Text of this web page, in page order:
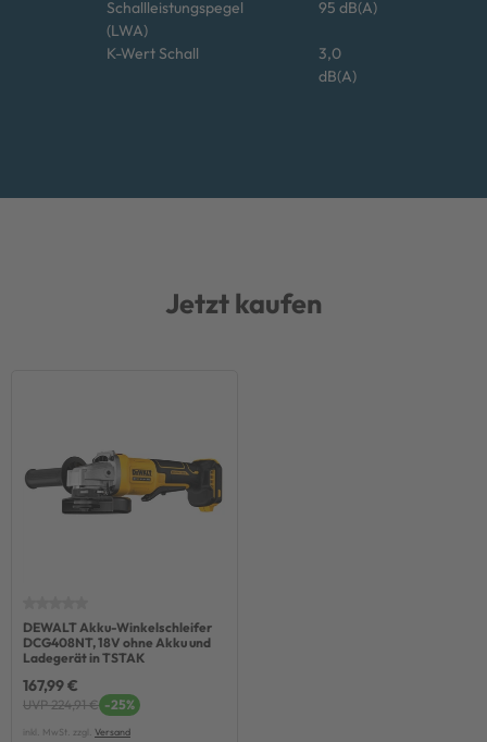
Schallleistungspegel
(LWA)
95 dB(A)
K-Wert Schall
3,0
dB(A)
Jetzt kaufen
DEWALT Akku-Winkelschleifer
DCG408NT, 18V ohne Akku und
Ladegerät in TSTAK
167,99 €
UVP 224,91 € -25%
inkl. MwSt. zzgl. Versand